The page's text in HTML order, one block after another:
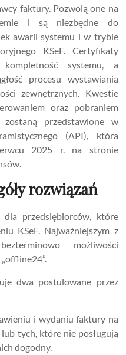
faktury. Pozwolą one na
i są niezbędne do
awarii systemu i w trybie
KSeF. Certyfikaty
systemu, a
procesu wystawiania
zewnętrznych. Kwestie
oraz pobraniem
przedstawione w
(API), która
2025 r. na stronie
rozwiązań
dla przedsiębiorców, które
KSeF. Najważniejszym z
możliwości
dwa postulowane przez
i wydaniu faktury na
tych, które nie posługują
dogodny.